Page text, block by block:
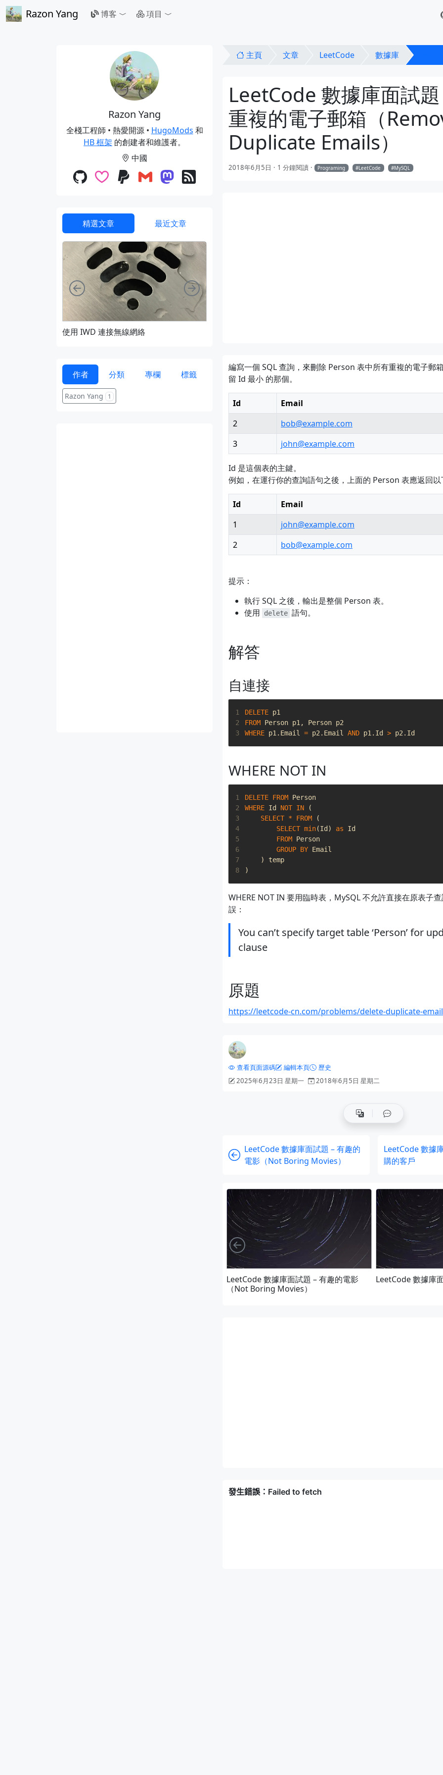
Razon Yang 博客 項目
主頁 文章 LeetCode 數據庫
LeetCode 數據庫面試
重複的電子郵箱（
Duplicate Emails）
2018年6月5日 1 分鐘閱讀 Programing LeetCode MySQL
編寫一個 SQL 查詢，來刪除 Person 表中所有重複的電子郵
留 Id 最小 的那個。
Id
Email
2
bob@example.com
3
john@example.com
Id 是這個表的主鍵。
例如，在運行你的查詢語句之後，上面的 Person 表應返回
Id
Email
1
john@example.com
2
bob@example.com
提示：
執行 SQL 之後，輸出是整個 Person 表。
使用
delete 語句。
解答
自連接
1 DELETE p1
2
FROM Person p1 , Person p2
3
WHERE p1 . Email = p2 . Email AND p1 . Id > p2 . Id
WHERE NOT IN
1 DELETE FROM Person
2
WHERE Id NOT IN
(
3
SELECT * FROM
(
4
SELECT min(Id ) as
Id
5
FROM Person
6
GROUP BY Email
7
)
temp
8
)
WHERE NOT IN 要用臨時表，MySQL 不允許直接在原表子
誤：
You can’t specify target table ‘Person’ for
clause
原題
https://leetcode-cn.com/problems/delete-duplicate-
查看頁面源碼 編輯本頁
歷史
2025年6月23日 星期一
2018年6月5日 星期二
LeetCode 數據庫面試題 – 有趣的
電影（Not Boring Movies）
LeetCode 數據
購的客戶
LeetCode 數據庫面試題 – 有趣的電影
（Not Boring Movies）
LeetCode 數據庫
向左
Razon Yang
全棧工程師 • 熱愛開源 • HugoMods 和
HB 框架 的創建者和維護者。
中國
精選文章 最近文章
使用 IWD 連接無線網絡
向左 向右
作者 分類 專欄 標籤
Razon Yang 1